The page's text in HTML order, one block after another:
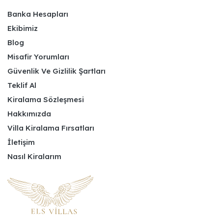
Banka Hesapları
Ekibimiz
Blog
Misafir Yorumları
Güvenlik Ve Gizlilik Şartları
Teklif Al
Kiralama Sözleşmesi
Hakkımızda
Villa Kiralama Fırsatları
İletişim
Nasıl Kiralarım